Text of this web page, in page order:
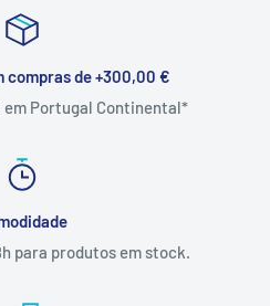
compras de +300,00 €
Portugal Continental*
para produtos em stock.